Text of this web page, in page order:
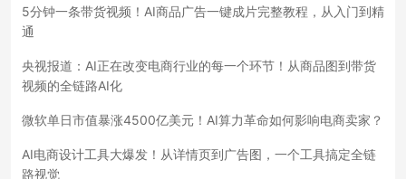
5分钟一条带货视频！AI商品广告一键成片完整教程，从入门到精
通
央视报道：AI正在改变电商行业的每一个环节！从商品图到带货
视频的全链路AI化
微软单日市值暴涨4500亿美元！AI算力革命如何影响电商卖家？
AI电商设计工具大爆发！从详情页到广告图，一个工具搞定全链
路视觉